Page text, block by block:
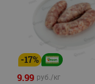
-17%
9.99 руб./кг